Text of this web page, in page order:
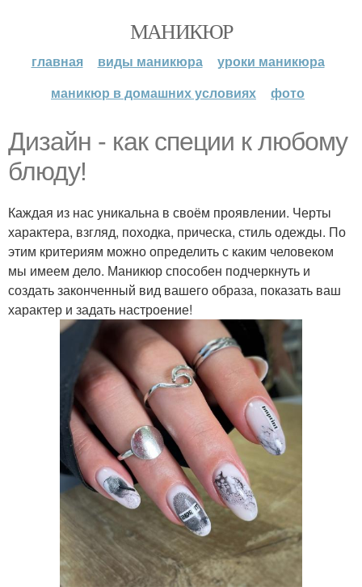
МАНИКЮР
главная виды маникюра
уроки маникюра
маникюр в домашних условиях
фото
Дизайн - как специи к любому
блюду!
Каждая из нас уникальна в своём проявлении. Черты
характера, взгляд, походка, прическа, стиль одежды. По
этим критериям можно определить с каким человеком
мы имеем дело. Маникюр способен подчеркнуть и
создать законченный вид вашего образа, показать ваш
характер и задать настроение!